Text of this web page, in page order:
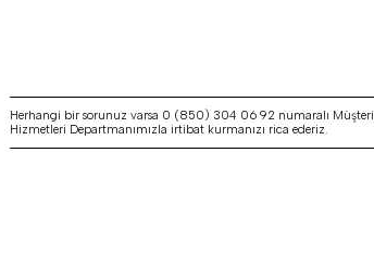
Herhangi bir sorunuz varsa 0 (850) 304 06 92 numaralı Müşteri
Hizmetleri Departmanımızla irtibat kurmanızı rica ederiz.